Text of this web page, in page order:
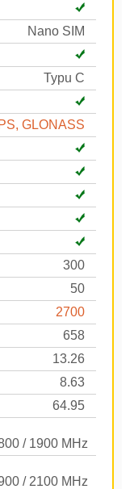
Nano SIM
Typu C
GLONASS
300
50
2700
658
13.26
8.63
64.95
/ 1900 MHz
/ 2100 MHz